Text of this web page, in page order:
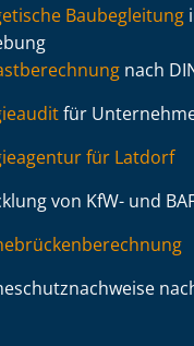
Baubegleitung
nach
für
für Latdorf
von KfW- und